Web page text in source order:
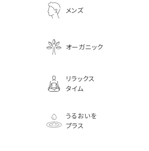
メンズ
オーガニック
リラックス
タイム
うるおいを
プラス